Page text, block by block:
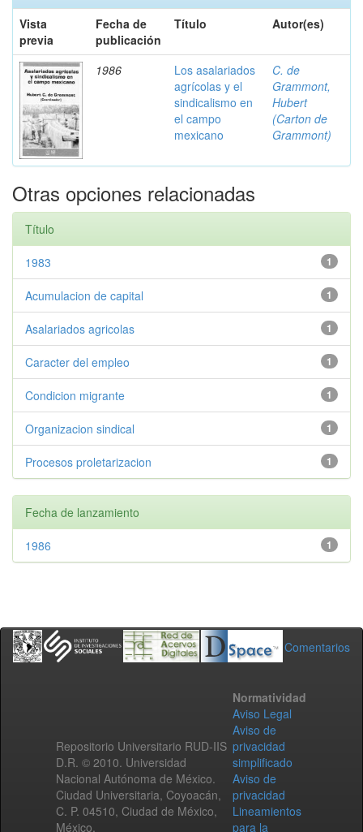
Vista
previa
Fecha de
publicación
Título Autor(es)
1986
Los asalariados
agrícolas y el
sindicalismo en
el campo
mexicano
C. de
Grammont,
Hubert
(Carton de
Grammont)
Otras opciones relacionadas
Título
1
1983
1
Acumulacion de capital
1
Asalariados agricolas
1
Caracter del empleo
1
Condicion migrante
1
Organizacion sindical
1
Procesos proletarizacion
Fecha de lanzamiento
1
1986
Comentarios
Repositorio Universitario RUD-IIS
D.R. © 2010. Universidad
Nacional Autónoma de México.
Ciudad Universitaria, Coyoacán,
C. P. 04510, Ciudad de México,
México.
Normatividad
Aviso Legal
Aviso de
privacidad
simplificado
Aviso de
privacidad
Lineamientos
para la